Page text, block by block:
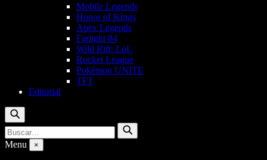
Mobile Legends
Honor of Kings
Apex Legends
Farlight 84
Wild Rift: LoL
Rocket League
Pokémon UNITE
TFT
Editorial
Buscar
Buscar
por:
Buscar
Menu ×